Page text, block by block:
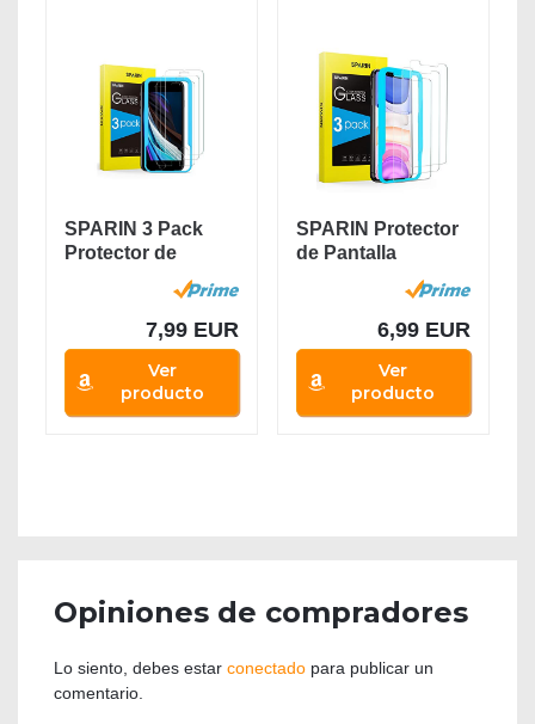
SPARIN 3 Pack
Protector de
Compatible con...
7,99 EUR
Ver
producto
SPARIN Protector
de Pantalla
Compatible con
6,99 EUR
Ver
producto
Opiniones de compradores
Lo siento, debes estar conectado para publicar un
comentario.